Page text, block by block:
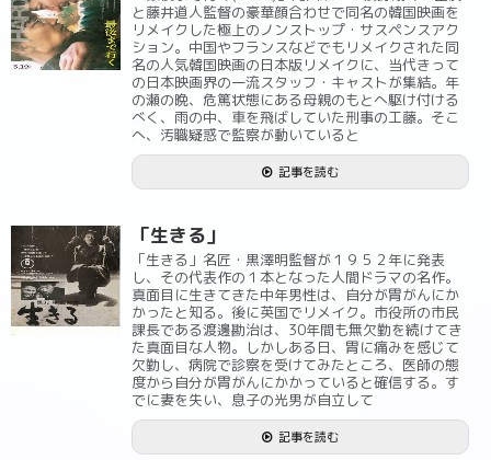
と藤井道人監督の豪華顔合わせで同名の韓国映画を
リメイクした極上のノンストップ・サスペンスアク
ション。中国やフランスなどでもリメイクされた同
名の人気韓国映画の日本版リメイクに、当代きって
の日本映画界の一流スタッフ・キャストが集結。年
の瀬の晩、危篤状態にある母親のもとへ駆け付ける
べく、雨の中、車を飛ばしていた刑事の工藤。そこ
へ、汚職疑惑で監察が動いていると
記事を読む
「生きる」
「生きる」名匠・黒澤明監督が１９５２年に発表
し、その代表作の１本となった人間ドラマの名作。
真面目に生きてきた中年男性は、自分が胃がんにか
かったと知る。後に英国でリメイク。市役所の市民
課長である渡邊勘治は、30年間も無欠勤を続けてき
た真面目な人物。しかしある日、胃に痛みを感じて
欠勤し、病院で診察を受けてみたところ、医師の態
度から自分が胃がんにかかっていると確信する。す
でに妻を失い、息子の光男が自立して
記事を読む